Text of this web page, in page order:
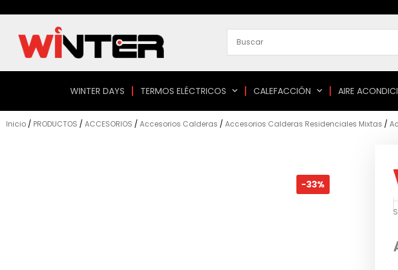
contenido
WINTER DAYS TERMOS ELÉCTRICOS CALEFACCIÓN AIRE
Inicio / PRODUCTOS / ACCESORIOS / Accesorios Calderas / Accesorios Calderas Residenciales Mixtas /
-33%